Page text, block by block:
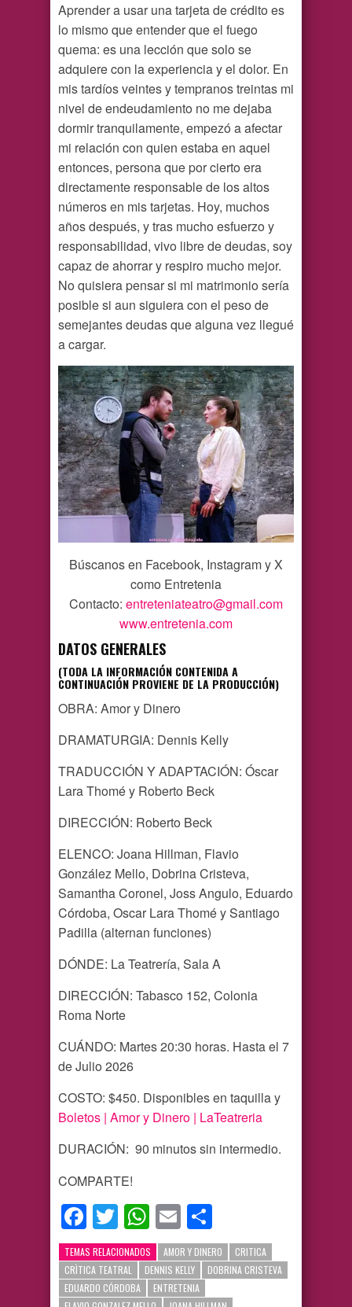
Aprender a usar una tarjeta de crédito es
lo mismo que entender que el fuego
quema: es una lección que solo se
adquiere con la experiencia y el dolor. En
mis tardíos veintes y tempranos treintas mi
nivel de endeudamiento no me dejaba
dormir tranquilamente, empezó a afectar
mi relación con quien estaba en aquel
entonces, persona que por cierto era
directamente responsable de los altos
números en mis tarjetas. Hoy, muchos
años después, y tras mucho esfuerzo y
responsabilidad, vivo libre de deudas, soy
capaz de ahorrar y respiro mucho mejor.
No quisiera pensar si mi matrimonio sería
posible si aun siguiera con el peso de
semejantes deudas que alguna vez llegué
a cargar.
Búscanos en Facebook, Instagram y X
como Entretenia
Contacto: entreteniateatro@gmail.com
www.entretenia.com
DATOS GENERALES
(TODA LA INFORMACIÓN CONTENIDA A
CONTINUACIÓN PROVIENE DE LA PRODUCCIÓN)
OBRA: Amor y Dinero
DRAMATURGIA: Dennis Kelly
TRADUCCIÓN Y ADAPTACIÓN: Óscar
Lara Thomé y Roberto Beck
DIRECCIÓN: Roberto Beck
ELENCO: Joana Hillman, Flavio
González Mello, Dobrina Cristeva,
Samantha Coronel, Joss Angulo, Eduardo
Córdoba, Oscar Lara Thomé y Santiago
Padilla (alternan funciones)
DÓNDE: La Teatrería, Sala A
DIRECCIÓN: Tabasco 152, Colonia
Roma Norte
CUÁNDO: Martes 20:30 horas. Hasta el 7
de Julio 2026
COSTO: $450. Disponibles en taquilla y
Boletos | Amor y Dinero | LaTeatreria
DURACIÓN: 90 minutos sin intermedio.
COMPARTE!
Facebook
TwitterWhatsApp
Email
TEMAS RELACIONADOS AMOR Y DINERO
CRITICA
CRÌTICA TEATRAL
DENNIS KELLY
DOBRINA CRISTEVA
EDUARDO CÓRDOBA
ENTRETENIA